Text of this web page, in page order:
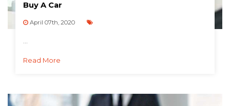
Buy A Car
April 07th, 2020
...
Read More